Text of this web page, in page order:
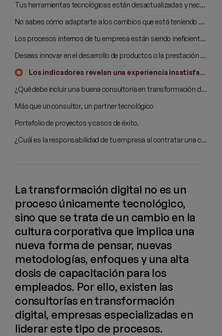
Tus herramientas tecnológicas están desactualizadas y necesitan modernizarse
No sabes cómo adaptarte a los cambios que está teniendo tu mercado
Los procesos internos de tu empresa están siendo ineficientes
Deseas innovar en el desarrollo de productos o la prestación de servicios
Los indicadores revelan una experiencia insatisfactoria en tus clientes
¿Qué debe incluir una buena consultoría en transformación digital?
Más que un consultor, un partner tecnológico
Portafolio de proyectos y casos de éxito.
¿Cuál es la responsabilidad de tu empresa al contratar una consultoría en transformación digital?
La transformación digital no es un
proceso únicamente tecnológico,
sino que se trata de un cambio en la
cultura corporativa que implica una
nueva forma de pensar, nuevas
metodologías, enfoques y una alta
dosis de capacitación para los
empleados. Por ello, existen las
consultorías en transformación
digital, empresas especializadas en
liderar este tipo de procesos.